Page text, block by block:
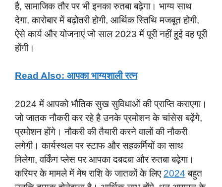
है, सामाजिक तौर पर भी इनका रुतबा बढ़ेगा। भाग्य साथ
देगा, कारोबार में बढ़ोतरी होगी, आर्थिक स्तिथि मजबूत होगी,
ऐसे कार्य और योजनाएं जो साल 2023 में पूरी नहीं हुई वह पूरी
होंगी।
Read Also: आपका भाग्यशाली रत्न
2024 में आपको भौतिक सुख सुविधाओं की प्राप्ति कराएगा।
जो जातक नौकरी कर रहे है उनके प्रमोशन के चांसेस बढ़ेंगे,
प्रमोशन होंगे। नौकरी की तैयारी करने वालों की नौकरी
लगेगी। कार्यस्थल पर स्टाफ और सहकर्मियों का साथ
मिलेगा, वर्किंग प्लेस पर आपका दबदबा और रुतबा बढ़ेगा।
करियर के मामले में मेष राशि के जातकों के लिए 2024 बहुत